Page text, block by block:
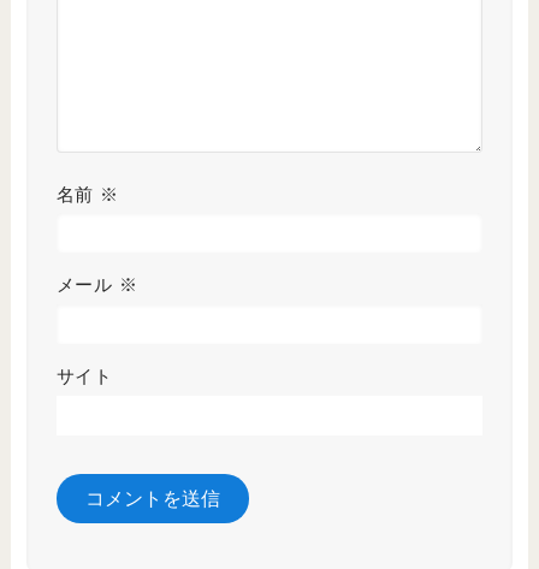
名前 ※
メール ※
サイト